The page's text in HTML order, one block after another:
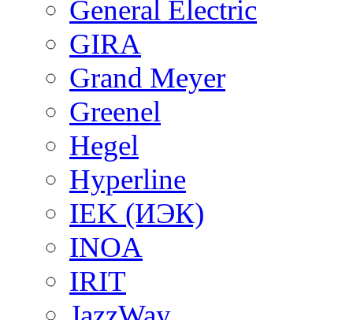
General Electric
GIRA
Grand Meyer
Greenel
Hegel
Hyperline
IEK (ИЭК)
INOA
IRIT